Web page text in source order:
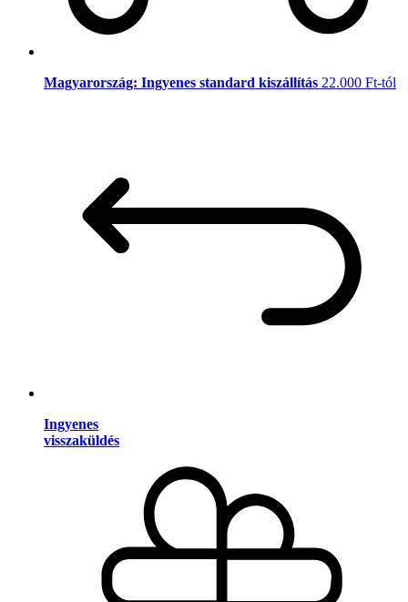
Magyarország: Ingyenes standard kiszállítás 22.000 Ft-tól
Ingyenes
visszaküldés